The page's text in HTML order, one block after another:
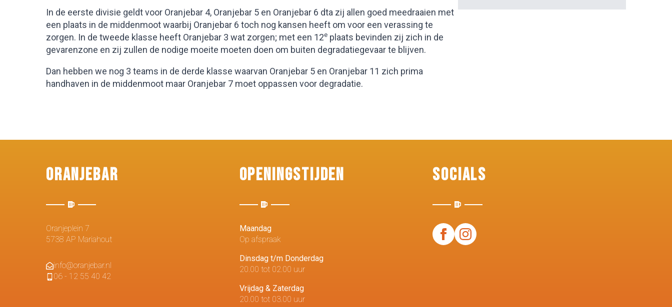
In de eerste divisie geldt voor Oranjebar 4, Oranjebar 5 en Oranjebar 6 dta zij allen goed meedraaien met
een plaats in de middenmoot waarbij Oranjebar 6 toch nog kansen heeft om voor een verassing te
zorgen. In de tweede klasse heeft Oranjebar 3 wat zorgen; met een 12e plaats bevinden zij zich in de
gevarenzone en zij zullen de nodige moeite moeten doen om buiten degradatiegevaar te blijven.
Dan hebben we nog 3 teams in de derde klasse waarvan Oranjebar 5 en Oranjebar 11 zich prima
handhaven in de middenmoot maar Oranjebar 7 moet oppassen voor degradatie.
Oranjebar
Oranjeplein 7
5738 AP Mariahout
info@oranjebar.nl
06 - 12 55 40 42
Openingstijden
Maandag
Op afspraak
Dinsdag t/m Donderdag
20.00 tot 02.00 uur
Vrijdag & Zaterdag
20.00 tot 03.00 uur
Socials